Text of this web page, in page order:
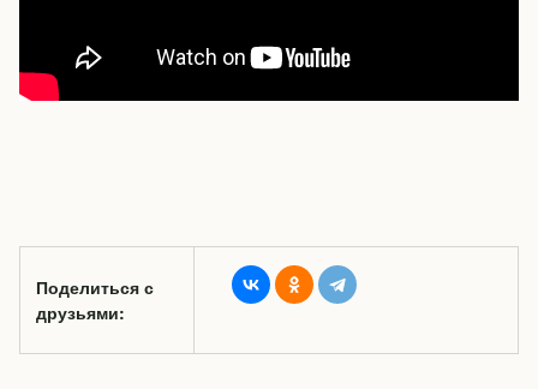
Поделиться с
друзьями: